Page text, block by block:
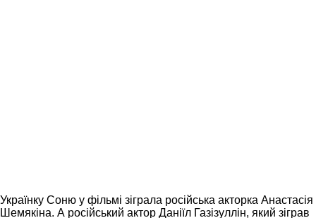
Українку Соню у фільмі зіграла російська акторка Анастасія
Шемякіна. А російський актор Даніїл Газізуллін, який зіграв